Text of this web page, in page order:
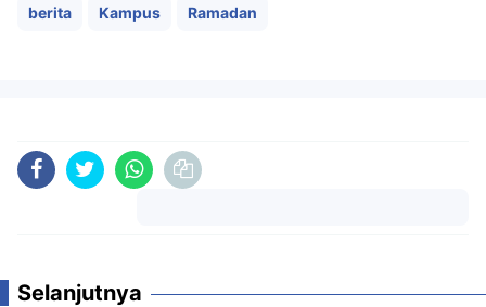
berita Kampus Ramadan
Selanjutnya